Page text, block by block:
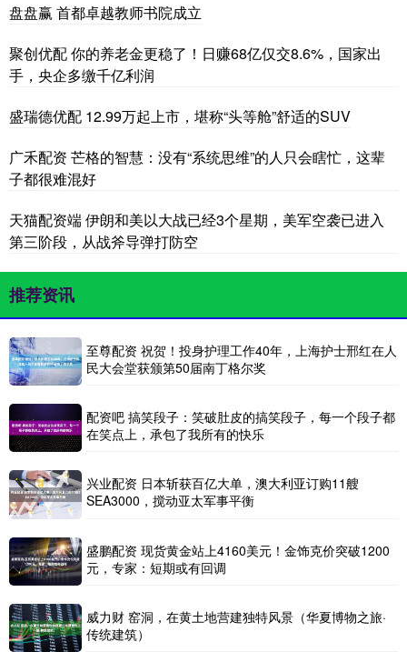
盘盘赢 首都卓越教师书院成立
聚创优配 你的养老金更稳了！日赚68亿仅交8.6%，国家出
手，央企多缴千亿利润
盛瑞德优配 12.99万起上市，堪称“头等舱”舒适的SUV
广禾配资 芒格的智慧：没有“系统思维”的人只会瞎忙，这辈
子都很难混好
天猫配资端 伊朗和美以大战已经3个星期，美军空袭已进入
第三阶段，从战斧导弹打防空
推荐资讯
至尊配资 祝贺！投身护理工作40年，上海护士邢红在人
民大会堂获颁第50届南丁格尔奖
配资吧 搞笑段子：笑破肚皮的搞笑段子，每一个段子都
在笑点上，承包了我所有的快乐
兴业配资 日本斩获百亿大单，澳大利亚订购11艘
SEA3000，搅动亚太军事平衡
盛鹏配资 现货黄金站上4160美元！金饰克价突破1200
元，专家：短期或有回调
威力财 窑洞，在黄土地营建独特风景（华夏博物之旅·
传统建筑）